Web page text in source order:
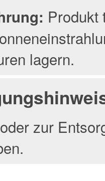
Produkt
lagern.
zur